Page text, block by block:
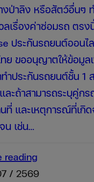
งป่าลิง หรือสัตว์อื่นๆ
เรื่องค่าซ่อมรถ ตรง
ประกันรถยนต์ออนไ
ย ขออนุญาตให้ข้อมูล
ำประกันรถยนต์ชั้น 1
ละถ้าสามารถระบุคู่ก
นที่ และเหตุการณ์ที่เกิ
น เช่น…
readingพี่
เดี่ยว
/ 2569